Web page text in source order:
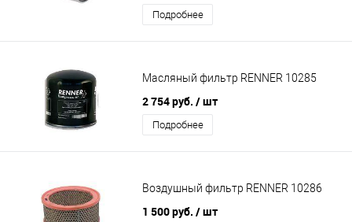
Подробнее
Масляный фильтр RENNER 10285
2 754 руб. / шт
Подробнее
Воздушный фильтр RENNER 10286
1 500 руб. / шт